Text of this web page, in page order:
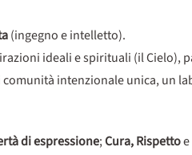
(ingegno e intelletto).
ideali e spirituali (il Cielo),
intenzionale unica, un
di espressione;Cura, Rispetto